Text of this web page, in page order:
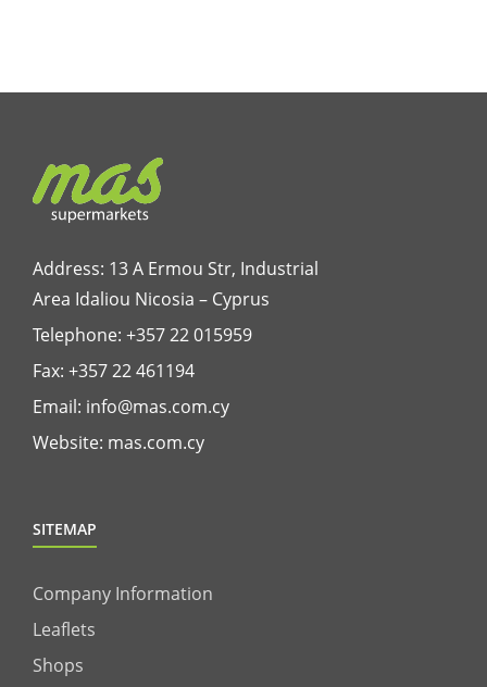
Address: 13 A Ermou Str, Industrial
Area Idaliou Nicosia – Cyprus
Telephone: +357 22 015959
Fax: +357 22 461194
Email: info@mas.com.cy
Website: mas.com.cy
SITEMAP
Company Information
Leaflets
Shops